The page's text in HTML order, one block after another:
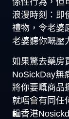
係性行為，但
浪漫時刻：即
禮物，令老婆
老婆聽你嘅壓
如果驚去藥房
NoSickDay無
將你要嘅商品
就唔會有同任
🛍️香港